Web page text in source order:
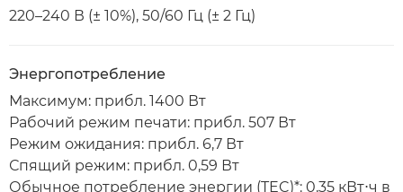
220–240 В (± 10%), 50/60 Гц (± 2 Гц)
Энергопотребление
Максимум: прибл. 1400 Вт
Рабочий режим печати: прибл. 507 Вт
Режим ожидания: прибл. 6,7 Вт
Спящий режим: прибл. 0,59 Вт
Обычное потребление энергии (TEC)*: 0,35 кВт⋅ч в